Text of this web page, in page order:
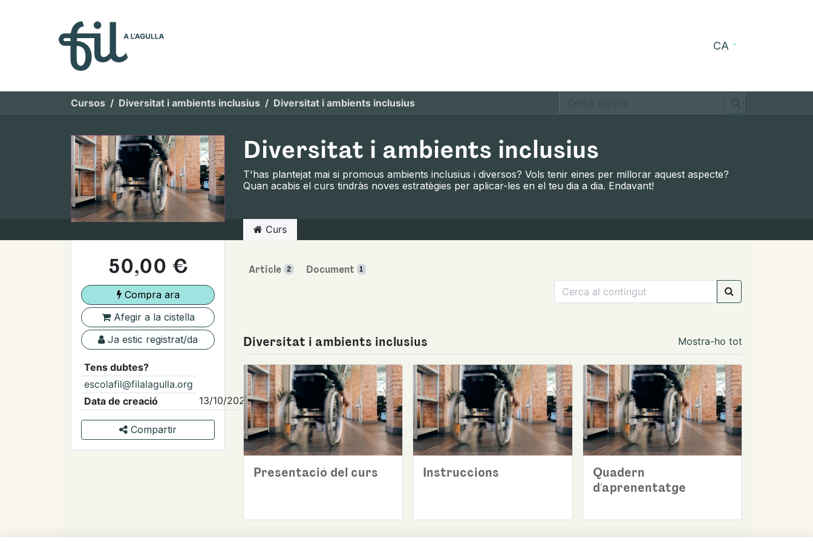
CA
Cursos Diversitat i ambients inclusius Diversitat i ambients inclusius
Diversitat i ambients inclusius
T'has plantejat mai si promous ambients inclusius i diversos? Vols tenir eines per millorar aquest aspecte?
Quan acabis el curs tindràs noves estratègies per aplicar-les en el teu dia a dia. Endavant!
50,00 €
Compra ara
Afegir a la cistella
Ja estic registrat/da
Tens dubtes?
escolafil@filalagulla.org
Data de creació
13/10/2025
Compartir
Curs
Article 2 Document 1
Diversitat i ambients inclusius Mostra-ho tot
Presentació del curs Instruccions
Quadern
d'aprenentatge